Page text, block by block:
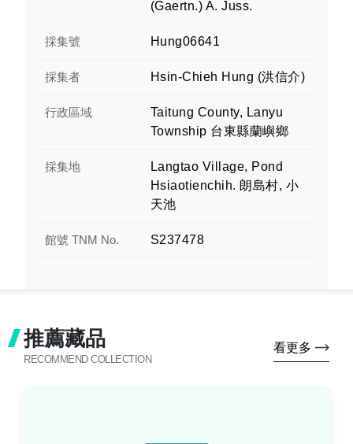
(Gaertn.) A. Juss.
採集號 Hung06641
採集者 Hsin-Chieh Hung (洪信介)
行政區域
Taitung County, Lanyu
Township 台東縣蘭嶼鄉
採集地
Langtao Village, Pond
Hsiaotienchih. 朗島村, 小
天池
館號 TNM No. S237478
推薦藏品
RECOMMEND COLLECTION
看更多